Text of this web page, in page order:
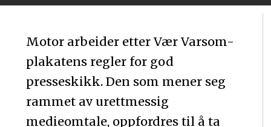
Motor arbeider etter Vær Varsom-
plakatens regler for god
presseskikk. Den som mener seg
rammet av urettmessig
medieomtale, oppfordres til å ta